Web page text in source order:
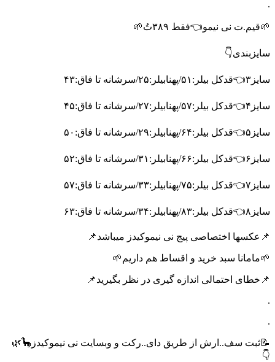
.
🌱قیم.ت نی نیمو👈فقط ۳۸۹تُ🌱
سایزبندی👇
سایز۳👈قدکل بیلر:۵۱/پهنابیلر:۲۵/سرشانه تا فاق:۴۳
سایز۴👈قدکل بیلر:۵۷/پهنابیلر:۲۷/سرشانه تا فاق:۴۵
سایز۵👈قدکل بیلر:۶۴/پهنابیلر:۲۹/سرشانه تا فاق:۵۰
سایز۶👈قدکل بیلر:۶۶/پهنابیلر:۳۱/سرشانه تا فاق:۵۲
سایز۷👈قدکل بیلر:۷۵/پهنابیلر:۳۳/سرشانه تا فاق:۵۷
سایز۸👈قدکل بیلر:۸۳/پهنابیلر:۳۴/سرشانه تا فاق:۶۳
📌عکسها اختصاصی پیج نی نیموکیدز میباشد📌
🌱مامانا سبد خرید و اقساط هم داریم🌱
📌خطای احتمالی اندازه گیری در نظر بگیرید📌
.
.
📝ثبت سف..ارش از طریق دای..رکت و وبسایت نی نیموکیدز🦕🌿
👇